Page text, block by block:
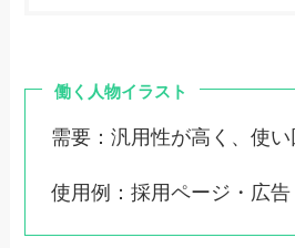
働く人物イラスト
需要：汎用性が高く、使い
使用例：採用ページ・広